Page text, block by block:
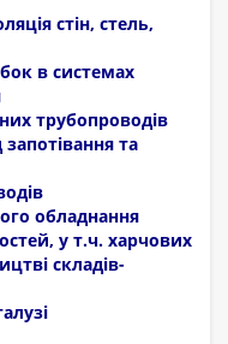
стін, стель,
в системах
трубопроводів
та
обладнання
у т.ч. харчових
складів-